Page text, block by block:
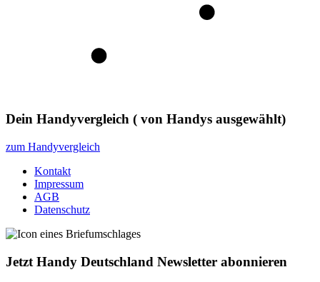
Dein Handyvergleich ( von Handys ausgewählt)
zum Handyvergleich
Kontakt
Impressum
AGB
Datenschutz
Jetzt Handy Deutschland Newsletter abonnieren